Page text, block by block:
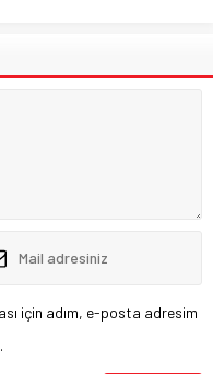
için adım, e-posta adresim